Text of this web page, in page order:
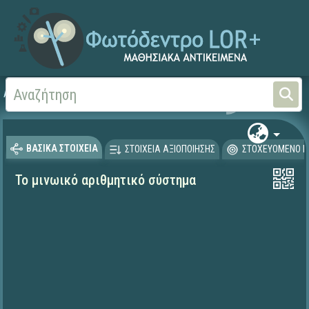
Αρχική Προϊστορία
ΒΑΣΙΚΑ ΣΤΟΙΧΕΙΑ ΣΤΟΙΧΕΙΑ ΑΞΙΟΠΟΙΗΣΗΣ ΣΤΟΧΕΥΟΜΕΝΟ
Το μινωικό αριθμητικό σύστημα